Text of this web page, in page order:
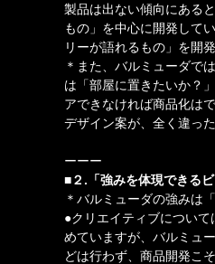
製品は出ない傾向にある
もの」を中心に開発して
リーが語れるもの」を開
＊また、バルミューダで
は「部屋に置きたいか？
アできなければ商品化は
デザイン案が、全く違っ
ーーー
■２.「強みを体現できるビ
＊バルミューダの強みは
●クリエイティブについ
めていますが、バルミュ
どは行わず、商品開発こ